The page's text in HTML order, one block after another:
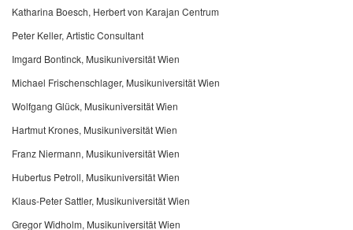
Katharina Boesch, Herbert von Karajan Centrum
Peter Keller, Artistic Consultant
Imgard Bontinck, Musikuniversität Wien
Michael Frischenschlager, Musikuniversität Wien
Wolfgang Glück, Musikuniversität Wien
Hartmut Krones, Musikuniversität Wien
Franz Niermann, Musikuniversität Wien
Hubertus Petroll, Musikuniversität Wien
Klaus-Peter Sattler, Musikuniversität Wien
Gregor Widholm, Musikuniversität Wien